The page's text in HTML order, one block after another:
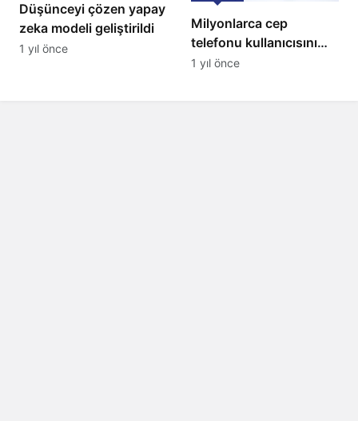
Düşünceyi çözen yapay
zeka modeli geliştirildi
1 yıl önce
Milyonlarca cep
telefonu kullanıcısını
ilgilendiren karar: 31
1 yıl önce